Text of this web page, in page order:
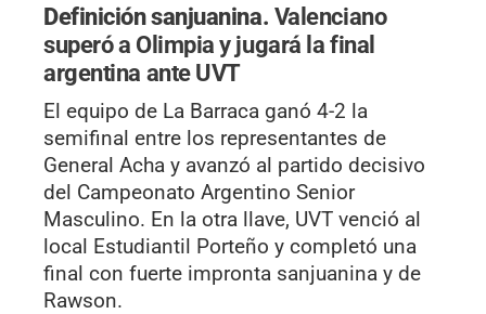
Definición sanjuanina. Valenciano
superó a Olimpia y jugará la final
argentina ante UVT
El equipo de La Barraca ganó 4-2 la
semifinal entre los representantes de
General Acha y avanzó al partido decisivo
del Campeonato Argentino Senior
Masculino. En la otra llave, UVT venció al
local Estudiantil Porteño y completó una
final con fuerte impronta sanjuanina y de
Rawson.